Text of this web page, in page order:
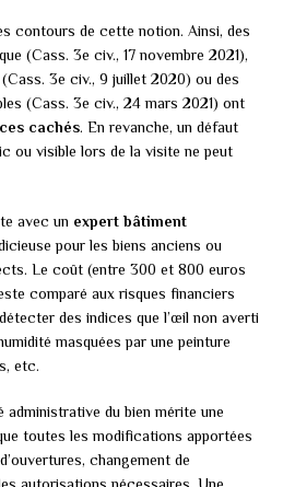
contours de cette notion. Ainsi, des
(Cass. 3e civ., 17 novembre 2021),
3e civ., 9 juillet 2020) ou des
(Cass. 3e civ., 24 mars 2021) ont
cachés. En revanche, un défaut
ou visible lors de la visite ne peut
avec un expert bâtiment
pour les biens anciens ou
Le coût (entre 300 et 800 euros
comparé aux risques financiers
des indices que l’œil non averti
masquées par une peinture
etc.
du bien mérite une
toutes les modifications apportées
changement de